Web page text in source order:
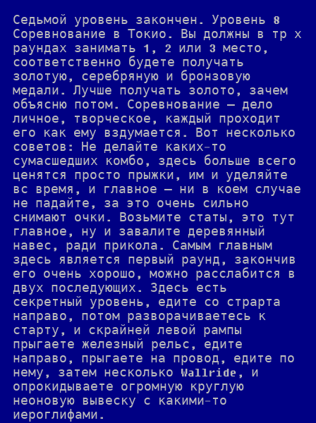
Седьмой уровень закончен. Уровень 8
Соревнование в Токио. Вы должны в тр х
раундах занимать 1, 2 или 3 место,
соответственно будете получать
золотую, серебряную и бронзовую
медали. Лучше получать золото, зачем
объясню потом. Соревнование — дело
личное, творческое, каждый проходит
его как ему вздумается. Вот несколько
советов: Не делайте каких-то
сумасшедших комбо, здесь больше всего
ценятся просто прыжки, им и уделяйте
вс время, и главное — ни в коем случае
не падайте, за это очень сильно
снимают очки. Возьмите статы, это тут
главное, ну и завалите деревянный
навес, ради прикола. Самым главным
здесь является первый раунд, закончив
его очень хорошо, можно расслабится в
двух последующих. Здесь есть
секретный уровень, едите со страрта
направо, потом разворачиваетесь к
старту, и скрайней левой рампы
прыгаете железный рельс, едите
направо, прыгаете на провод, едите по
нему, затем несколько Wallride, и
опрокидываете огромную круглую
неоновую вывеску с какими-то
иероглифами.